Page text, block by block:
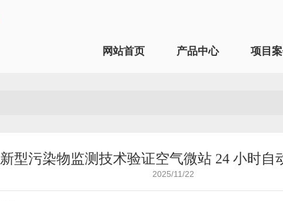
网站首页 产品中心 项目
新型污染物监测技术验证空气微站 24 小时自
2025/11/22